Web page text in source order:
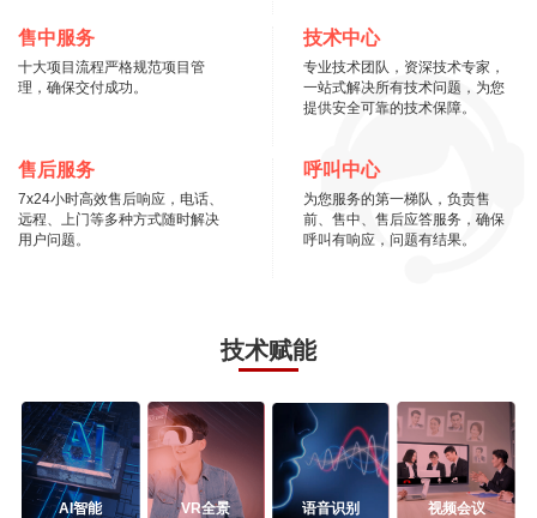
售中服务
十大项目流程严格规范项目管
理，确保交付成功。
技术中心
专业技术团队，资深技术专家，
一站式解决所有技术问题，为您
提供安全可靠的技术保障。
售后服务
7x24小时高效售后响应，电话、
远程、上门等多种方式随时解决
用户问题。
呼叫中心
为您服务的第一梯队，负责售
前、售中、售后应答服务，确保
呼叫有响应，问题有结果。
技术赋能
AI智能 VR全景 语音识别 视频会议